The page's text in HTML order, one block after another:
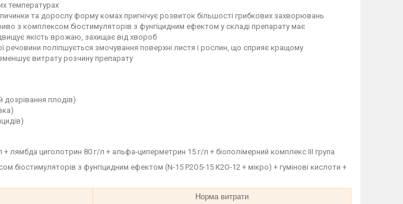
температурах
та дорослу форму комах пригнічує розвиток більшості грибкових захворювань
з комплексом біостимуляторів з фунгіцидним ефектом у складі препарату має
якість врожаю, захищає від хвороб
речовини поліпшується змочування поверхні листя і рослин, що сприяє кращому
витрату розчину препарату
дозрівання плодів)
лямбда циголотрин 80 г/л + альфа-циперметрин 15 г/л + біополімерний комплекс III група
біостимуляторів з фунгіцидним ефектом (N-15 P2O5-15 К2О-12 + мікро) + гумінові кислоти +
Норма витрати